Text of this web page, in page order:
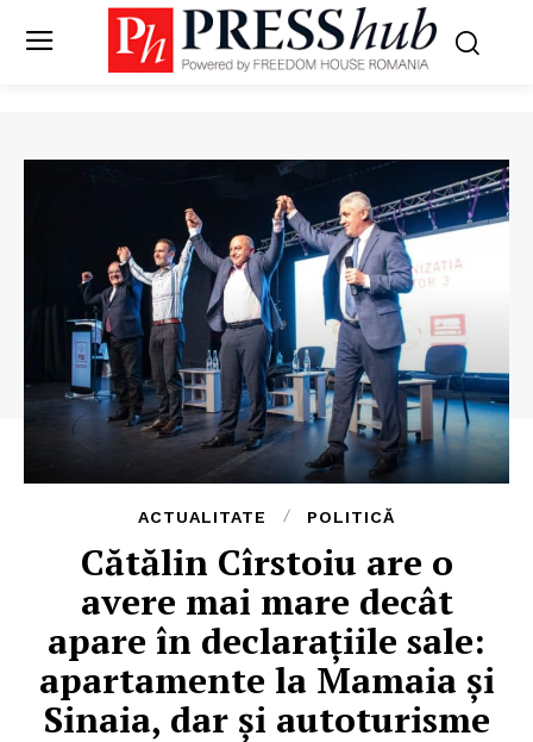
ACTUALITATE POLITICĂ
Cătălin Cîrstoiu are o
avere mai mare decât
apare în declarațiile sale:
apartamente la Mamaia și
Sinaia, dar și autoturisme